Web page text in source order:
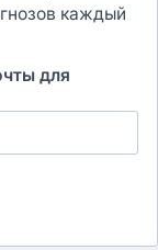
каждый
для